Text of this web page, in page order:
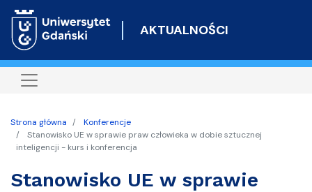
do
AKTUALNOŚCI
Strona główna
Konferencje
Stanowisko UE w sprawie praw człowieka w dobie sztucznej
inteligencji - kurs i konferencja
Stanowisko UE w sprawie